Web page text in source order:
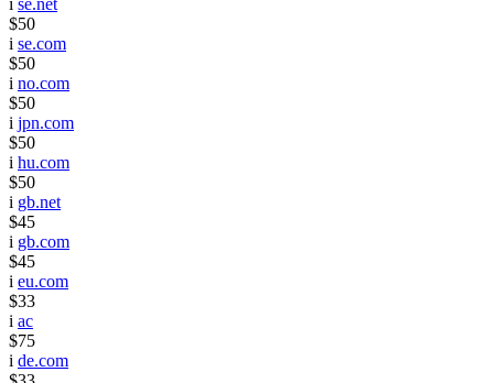
i se.net
$50
i se.com
$50
i no.com
$50
i jpn.com
$50
i hu.com
$50
i gb.net
$45
i gb.com
$45
i eu.com
$33
i ac
$75
i de.com